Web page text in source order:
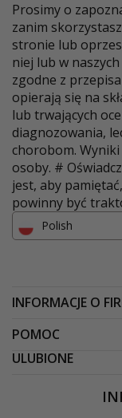
Prosimy o
zanim
stronie lub
niej lub w
zgodne z
opierają się na
lub trwających
diagnozowania,
chorobom.
osoby. #
jest, aby
powinny być
Polish
INFORMACJE O
POMOC
ULUBIONE